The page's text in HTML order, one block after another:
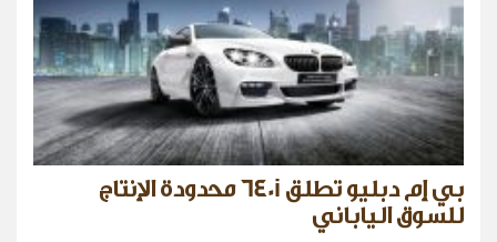
بي إم دبليو تطلق 640i محدودة الإنتاج
للسوق الياباني